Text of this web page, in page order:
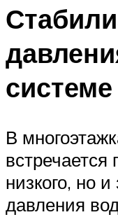
системе
В
встречается
низкого, но
давления